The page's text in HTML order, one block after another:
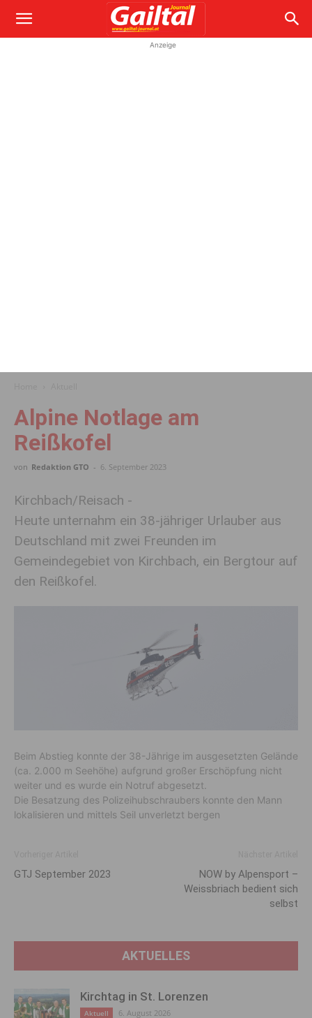
Anzeige
Alpine Notlage am
Reißkofel
von Redaktion GTO - 6. September 2023
Kirchbach/Reisach -
Heute unternahm ein 38-jähriger Urlauber aus
Deutschland mit zwei Freunden im
Gemeindegebiet von Kirchbach, ein Bergtour auf
den Reißkofel.
Beim Abstieg konnte der 38-Jährige im ausgesetzten Gelände
(ca. 2.000 m Seehöhe) aufgrund großer Erschöpfung nicht
weiter und es wurde ein Notruf abgesetzt.
Die Besatzung des Polizeihubschraubers konnte den Mann
lokalisieren und mittels Seil unverletzt bergen
GTJ September 2023
NOW by Alpensport –
Weissbriach bedient sich
selbst
AKTUELLES
Kirchtag in St. Lorenzen
Aktuell 6. August 2026